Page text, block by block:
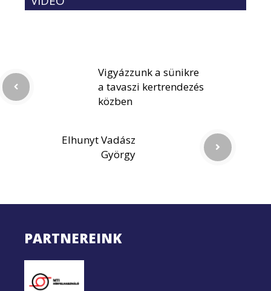
Vigyázzunk a sünikre
a tavaszi kertrendezés
közben
Elhunyt Vadász
György
PARTNEREINK